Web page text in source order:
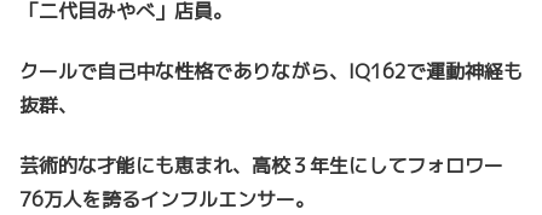
「二代目みやべ」店員。
クールで自己中な性格でありながら、IQ162で運動神経も
抜群、
芸術的な才能にも恵まれ、高校３年生にしてフォロワー
76万人を誇るインフルエンサー。